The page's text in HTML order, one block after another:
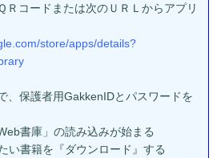
Ｒコードまたは次のＵＲＬからアプリ
store/apps/details?
、保護者用GakkenIDとパスワードを
書庫」の読み込みが始まる
い書籍を『ダウンロード』する